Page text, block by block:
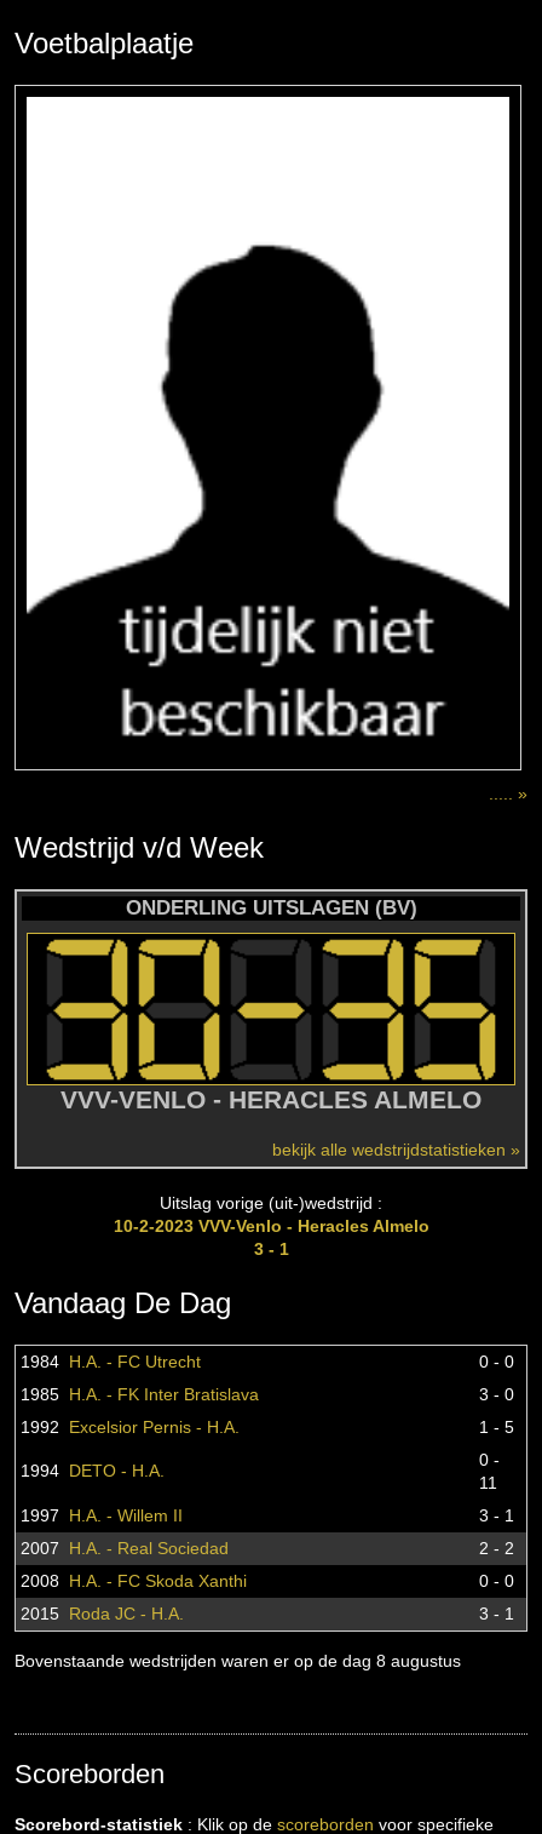
Voetbalplaatje
..... »
Wedstrijd v/d Week
ONDERLING UITSLAGEN (BV)
VVV-VENLO - HERACLES ALMELO
bekijk alle wedstrijdstatistieken »
Uitslag vorige (uit-)wedstrijd :
10-2-2023 VVV-Venlo - Heracles Almelo
3 - 1
Vandaag De Dag
1984 H.A. - FC Utrecht
0 - 0
1985 H.A. - FK Inter Bratislava
3 - 0
1992
Excelsior Pernis - H.A. 1 - 5
1994 DETO - H.A.
0 -
11
1997
H.A. - Willem II
3 - 1
2007
H.A. - Real Sociedad
2 - 2
2008 H.A. - FC Skoda Xanthi
0 - 0
2015 Roda JC - H.A. 3 - 1
Bovenstaande wedstrijden waren er op de dag 8 augustus
Scoreborden
Scorebord-statistiek : Klik op de scoreborden voor specifieke